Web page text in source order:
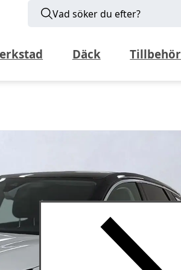
Vad söker du efter?
Däck Tillbehör